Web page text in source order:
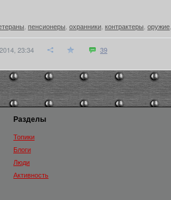
пенсионеры охранники контрактеры оружие
23:34 39
Разделы
Топики
Блоги
Люди
Активность